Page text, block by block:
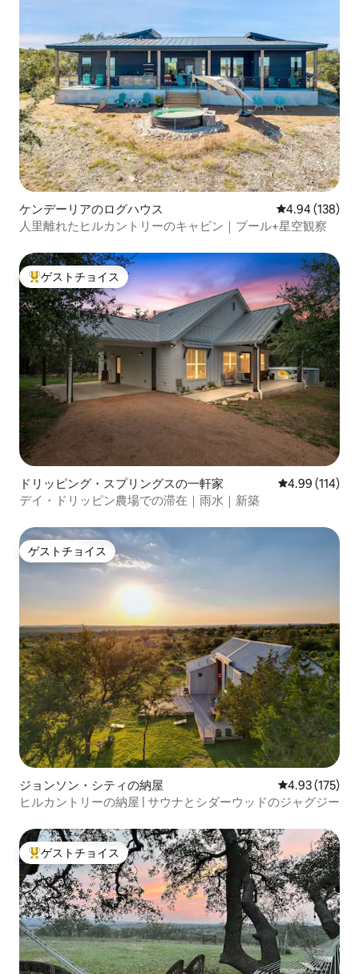
ケンデーリアのログハウス レビュー138
4.94 (138)
人里離れたヒルカントリーのキャビン｜プール+星空観察
大好評のゲストチョイスです。
ゲストチョイス
ドリッピング・スプリングスの一軒家 レビュー114
4.99 (114)
デイ・ドリッピン農場での滞在｜雨水｜新築
ゲストチョイス
ゲストチョイス
ジョンソン・シティの納屋 レビュー175
4.93 (175)
ヒルカントリーの納屋 | サウナとシダーウッドのジャグジー
大好評のゲストチョイスです。
ゲストチョイス